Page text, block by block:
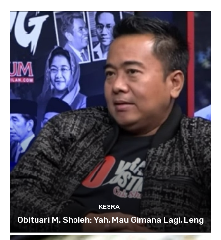
KESRA
Obituari M. Sholeh: Yah, Mau Gimana Lagi, Leng